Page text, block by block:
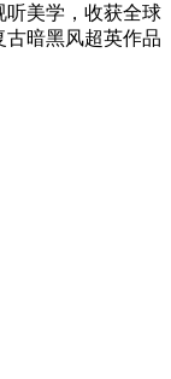
听美学，收获全球
暗黑风超英作品